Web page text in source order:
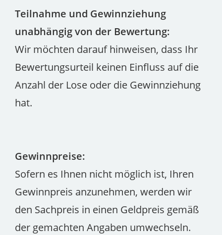
Teilnahme und Gewinnziehung
unabhängig von der Bewertung:
Wir möchten darauf hinweisen, dass Ihr
Bewertungsurteil keinen Einfluss auf die
Anzahl der Lose oder die Gewinnziehung
hat.
Gewinnpreise:
Sofern es Ihnen nicht möglich ist, Ihren
Gewinnpreis anzunehmen, werden wir
den Sachpreis in einen Geldpreis gemäß
der gemachten Angaben umwechseln.